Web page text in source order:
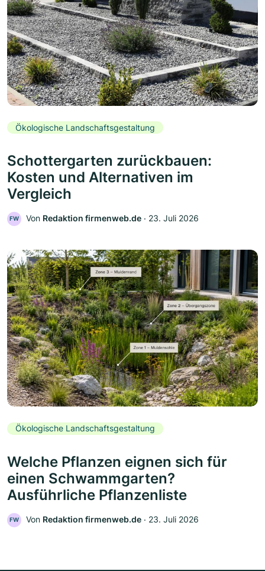
Ökologische Landschaftsgestaltung
Schottergarten zurückbauen:
Kosten und Alternativen im
Vergleich
FW Von Redaktion firmenweb.de ‧ 23. Juli 2026
Ökologische Landschaftsgestaltung
Welche Pflanzen eignen sich für
einen Schwammgarten?
Ausführliche Pflanzenliste
FW Von Redaktion firmenweb.de ‧ 23. Juli 2026